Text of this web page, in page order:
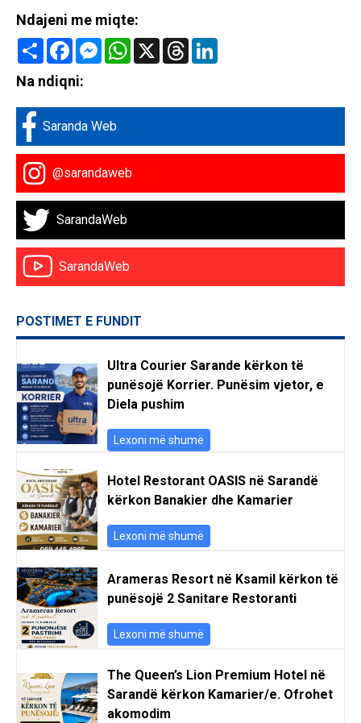
Ndajeni me miqte:
Share FacebookMessenger
WhatsApp
X Threads
Na ndiqni:
Saranda Web
@sarandaweb
SarandaWeb
SarandaWeb
POSTIMET E FUNDIT
Ultra Courier Sarande kërkon të
punësojë Korrier. Punësim vjetor, e
Diela pushim
Lexoni më shumë
Hotel Restorant OASIS në Sarandë
kërkon Banakier dhe Kamarier
Lexoni më shumë
Arameras Resort në Ksamil kërkon të
punësojë 2 Sanitare Restoranti
Lexoni më shumë
The Queen’s Lion Premium Hotel në
Sarandë kërkon Kamarier/e. Ofrohet
akomodim